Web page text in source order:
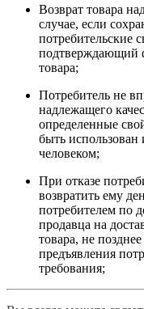
Возврат товара
случае, если
потребительские
подтверждающий
товара;
Потребитель не
надлежащего
определенные
быть
человеком;
При отказе
возвратить ему
потребителем по
продавца на
товара, не
предъявления
требования;